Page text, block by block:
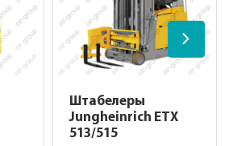
Штабелеры
Jungheinrich ETX
513/515